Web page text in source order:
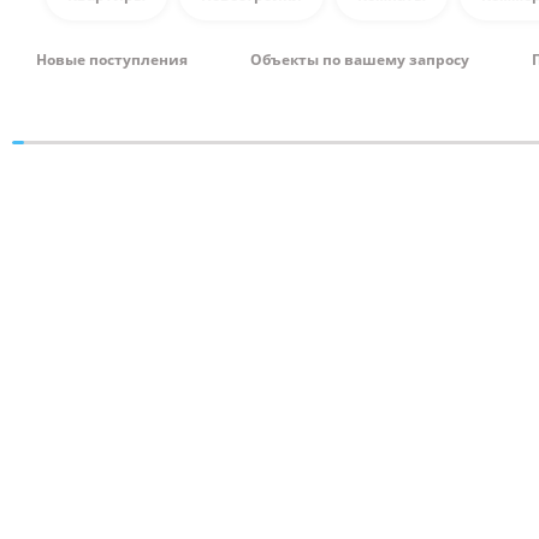
Новые поступления Объекты по вашему запросу